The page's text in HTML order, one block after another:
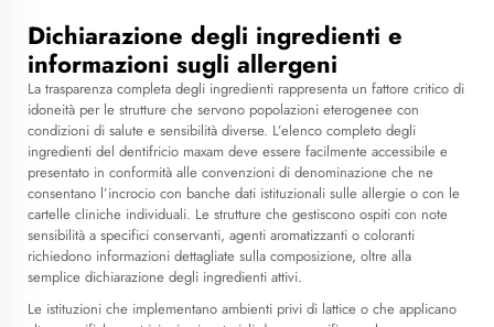
Dichiarazione degli ingredienti e
informazioni sugli allergeni
La trasparenza completa degli ingredienti rappresenta un fattore critico di
idoneità per le strutture che servono popolazioni eterogenee con
condizioni di salute e sensibilità diverse. L’elenco completo degli
ingredienti del dentifricio maxam deve essere facilmente accessibile e
presentato in conformità alle convenzioni di denominazione che ne
consentano l’incrocio con banche dati istituzionali sulle allergie o con le
cartelle cliniche individuali. Le strutture che gestiscono ospiti con note
sensibilità a specifici conservanti, agenti aromatizzanti o coloranti
richiedono informazioni dettagliate sulla composizione, oltre alla
semplice dichiarazione degli ingredienti attivi.
Le istituzioni che implementano ambienti privi di lattice o che applicano